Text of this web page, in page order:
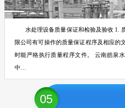
水处理设备质量保证和检验及验收 1.
限公司有可操作的质量保证程序及相应的
时能严格执行质量程序文件。 云南皓泉
中…
05